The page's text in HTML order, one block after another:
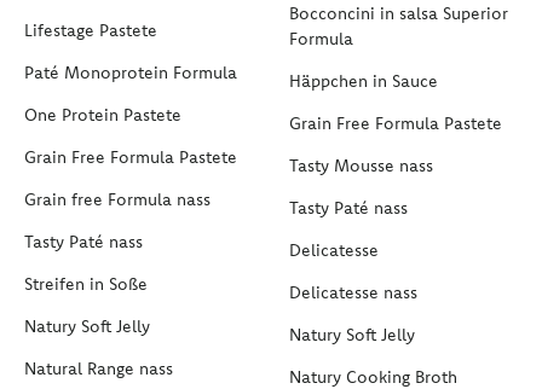
Lifestage Pastete
Paté Monoprotein Formula
One Protein Pastete
Grain Free Formula Pastete
Grain free Formula nass
Tasty Paté nass
Streifen in Soße
Natury Soft Jelly
Natural Range nass
Bocconcini in salsa Superior
Formula
Häppchen in Sauce
Grain Free Formula Pastete
Tasty Mousse nass
Tasty Paté nass
Delicatesse
Delicatesse nass
Natury Soft Jelly
Natury Cooking Broth